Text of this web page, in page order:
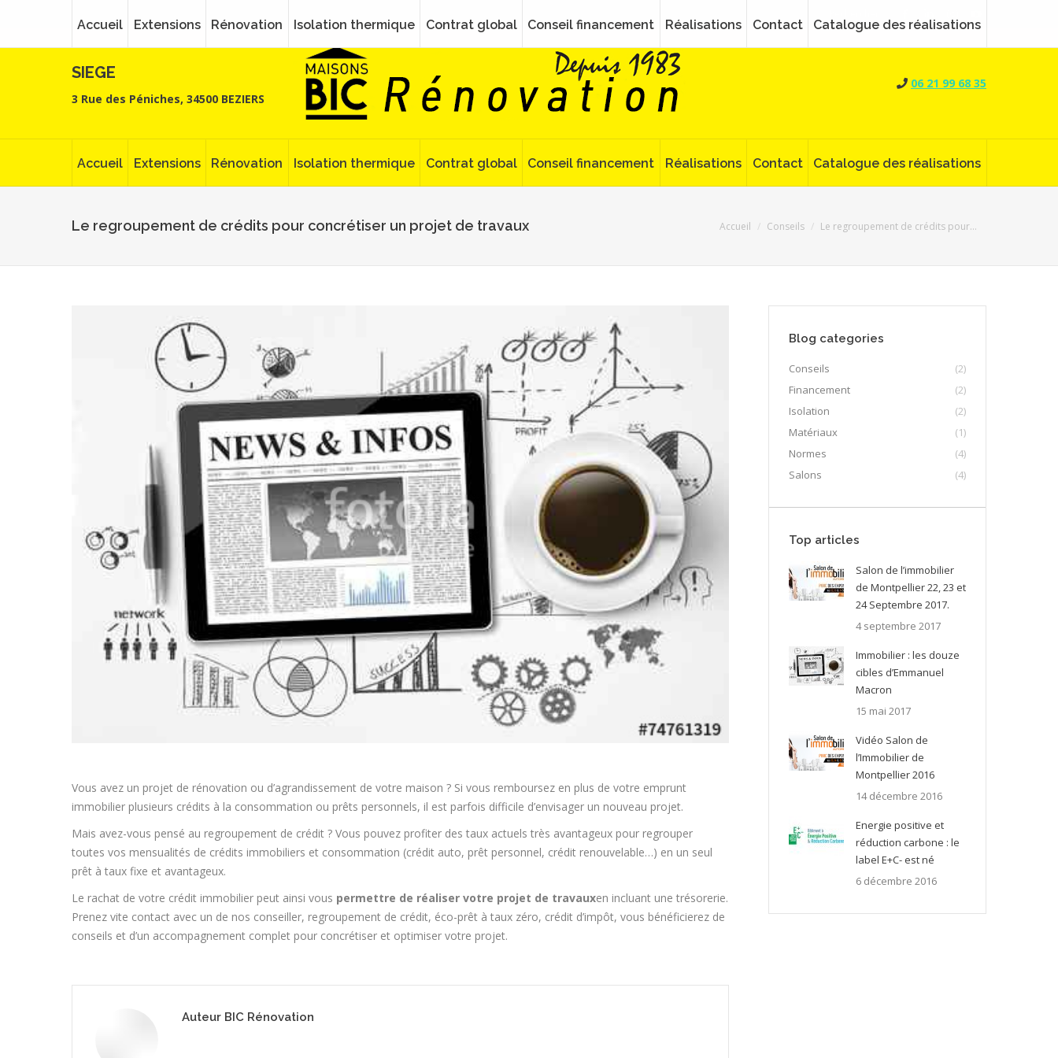
Facebook
in
LinkedIn
in
Instagram
in
YouTube
in
SIEGE
3 Rue des Péniches, 34500 BEZIERS
06 21 99 68 35
Accueil Extensions Rénovation Isolation thermique Contrat global Conseil financement Réalisations Contact Catalogue des réalisations
Le regroupement de crédits pour concrétiser un projet de travaux Vous êtes ici :
Accueil Conseils Le regroupement de crédits pour…
Vous avez un projet de rénovation ou d’agrandissement de votre maison ? Si vous remboursez en plus de votre emprunt
immobilier plusieurs crédits à la consommation ou prêts personnels, il est parfois difficile d’envisager un nouveau projet.
Mais avez-vous pensé au regroupement de crédit ? Vous pouvez profiter des taux actuels très avantageux pour regrouper
toutes vos mensualités de crédits immobiliers et consommation (crédit auto, prêt personnel, crédit renouvelable…) en un seul
prêt à taux fixe et avantageux.
Le rachat de votre crédit immobilier peut ainsi vous permettre de réaliser votre projet de travauxen incluant une trésorerie.
Prenez vite contact avec un de nos conseiller, regroupement de crédit, éco-prêt à taux zéro, crédit d’impôt, vous bénéficierez de
conseils et d’un accompagnement complet pour concrétiser et optimiser votre projet.
Auteur BIC Rénovation
Blog categories
Conseils
(2)
Financement
(2)
Isolation
(2)
Matériaux
(1)
Normes
(4)
Salons
(4)
Top articles
Salon de l’immobilier
de Montpellier 22, 23 et
24 Septembre 2017.
4 septembre 2017
Immobilier : les douze
cibles d’Emmanuel
Macron
15 mai 2017
Vidéo Salon de
l’Immobilier de
Montpellier 2016
14 décembre 2016
Energie positive et
réduction carbone : le
label E+C- est né
6 décembre 2016
Accueil Extensions Rénovation Isolation thermique Contrat global Conseil financement Réalisations Contact Catalogue des réalisations